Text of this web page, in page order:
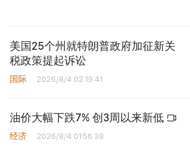
美国25个州就特朗普政府加征新关
税政策提起诉讼
国际 2026/8/4 02:19:41
油价大幅下跌7% 创3周以来新低
经济 2026/8/4 01:56:38